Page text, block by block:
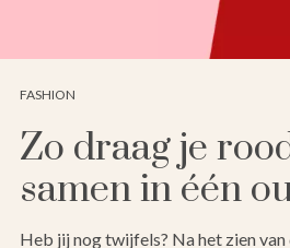
FASHION
Zo draag je
samen in één
Heb jij nog twijfels? Na het zien